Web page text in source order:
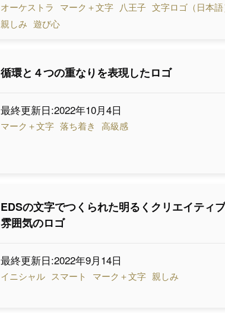
オーケストラ マーク＋文字 八王子 文字ロゴ（日本
親しみ 遊び心
循環と４つの重なりを表現したロゴ
最終更新日:2022年10月4日
マーク＋文字 落ち着き 高級感
EDSの文字でつくられた明るくクリエイティ
雰囲気のロゴ
最終更新日:2022年9月14日
イニシャル スマート マーク＋文字 親しみ